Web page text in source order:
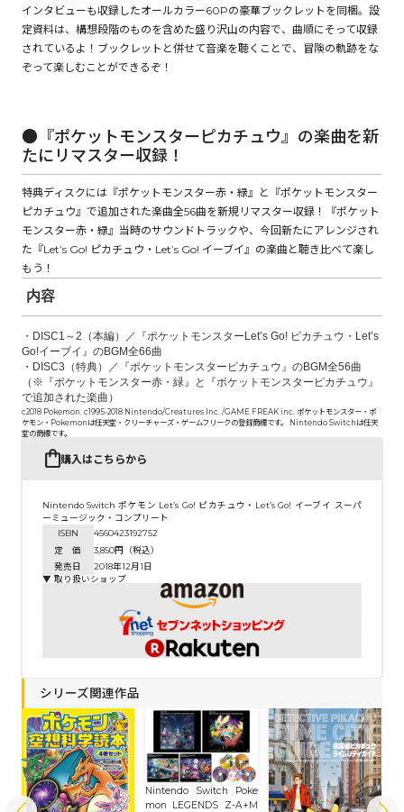
コミックパルフェ
閉じる
インタビューも収録したオールカラー60Pの豪華ブックレットを同梱。設
定資料は、構想段階のものを含めた盛り沢山の内容で、曲順にそって収録
されているよ！ブックレットと併せて音楽を聴くことで、冒険の軌跡をな
ぞって楽しむことができるぞ！
●『ポケットモンスターピカチュウ』の楽曲を新
たにリマスター収録！
特典ディスクには『ポケットモンスター赤・緑』と『ポケットモンスター
ピカチュウ』で追加された楽曲全56曲を新規リマスター収録！『ポケット
モンスター赤・緑』当時のサウンドトラックや、今回新たにアレンジされ
た『Let’s Go! ピカチュウ・Let’s Go! イーブイ』の楽曲と聴き比べて楽し
もう！
内容
・DISC1～2（本編）／『ポケットモンスターLet’s Go! ピカチュウ・Let’s
Go!イーブイ』のBGM全66曲
・DISC3（特典）／『ポケットモンスターピカチュウ』のBGM全56曲
（※『ポケットモンスター赤・緑』と『ポケットモンスターピカチュウ』
で追加された楽曲）
c2018 Pokemon. c1995-2018 Nintendo/Creatures Inc. /GAME FREAK inc. ポケットモンスター・ポ
ケモン・Pokemonは任天堂・クリーチャーズ・ゲームフリークの登録商標です。 Nintendo Switchは任天
堂の商標です。
購入はこちらから
Nintendo Switch ポケモン Let’s Go! ピカチュウ・Let’s Go! イーブイ スーパ
ーミュージック・コンプリート
ISBN
4560423192752
定 価
3,850円（税込）
発売日
2018年12月1日
▼ 取り扱いショップ
シリーズ関連作品
Nintendo Switch Poke
mon LEGENDS Z-A+M